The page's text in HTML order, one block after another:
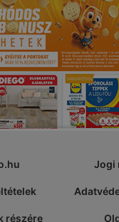
Jogi
részére